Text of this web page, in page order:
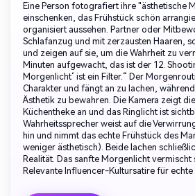
Eine Person fotografiert ihre "ästhetische
einschenken, das Frühstück schön
organisiert aussehen. Partner oder
Schlafanzug und mit zerzausten Haaren,
und zeigen auf sie, um die Wahrheit zu
Minuten aufgewacht, das ist der 12.
Morgenlicht‘ ist ein Filter.“ Der
Charakter und fängt an zu lachen,
Ästhetik zu bewahren. Die Kamera zeigt
Küchentheke an und das Ringlicht ist
Wahrheitssprecher weist auf die
hin und nimmt das echte Frühstück des
weniger ästhetisch). Beide lachen
Realität. Das sanfte Morgenlicht vermischt
Relevante Influencer-Kultursatire für